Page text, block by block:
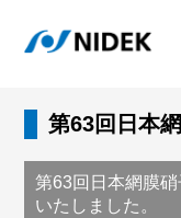
第63回日本
第63回日本網膜
いたしました。